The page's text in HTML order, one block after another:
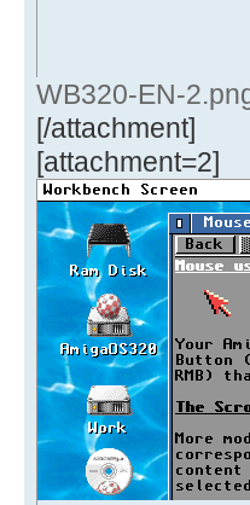
WB320-EN-
[/attachment]
[attachment=2]